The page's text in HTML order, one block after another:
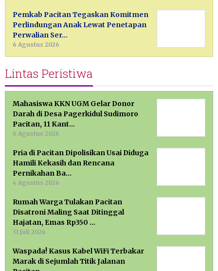
Pemkab Pacitan Tegaskan Komitmen
Perlindungan Anak Lewat Penetapan
Perwalian Ser…
6 Agustus 2026
Lintas Peristiwa
Mahasiswa KKN UGM Gelar Donor
Darah di Desa Pagerkidul Sudimoro
Pacitan, 11 Kant…
6 Agustus 2026
Pria di Pacitan Dipolisikan Usai Diduga
Hamili Kekasih dan Rencana
Pernikahan Ba…
4 Agustus 2026
Rumah Warga Tulakan Pacitan
Disatroni Maling Saat Ditinggal
Hajatan, Emas Rp350 …
31 Juli 2026
Waspada! Kasus Kabel WiFi Terbakar
Marak di Sejumlah Titik Jalanan